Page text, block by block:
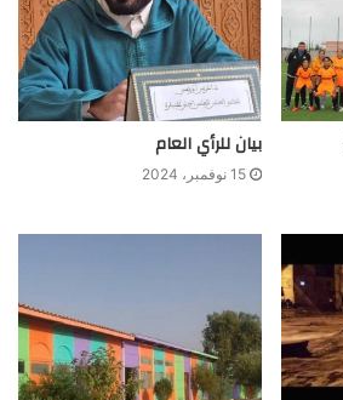
بيان للرأي العام
15 نوفمبر، 2024